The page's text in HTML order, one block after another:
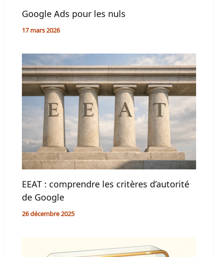
Google Ads pour les nuls
17 mars 2026
EEAT : comprendre les critères d’autorité
de Google
26 décembre 2025